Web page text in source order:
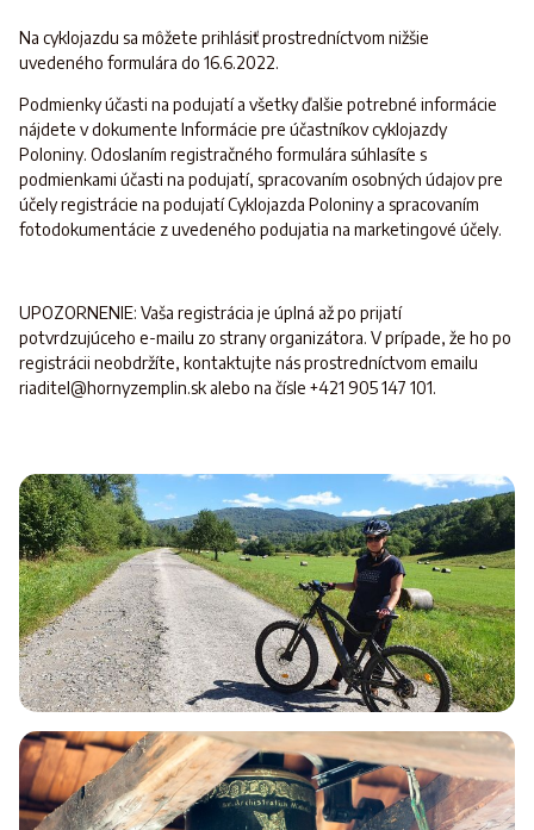
Na cyklojazdu sa môžete prihlásiť prostredníctvom nižšie
uvedeného formulára do 16.6.2022.
Podmienky účasti na podujatí a všetky ďalšie potrebné informácie
nájdete v dokumente Informácie pre účastníkov cyklojazdy
Poloniny. Odoslaním registračného formulára súhlasíte s
podmienkami účasti na podujatí, spracovaním osobných údajov pre
účely registrácie na podujatí Cyklojazda Poloniny a spracovaním
fotodokumentácie z uvedeného podujatia na marketingové účely.
UPOZORNENIE: Vaša registrácia je úplná až po prijatí
potvrdzujúceho e-mailu zo strany organizátora. V prípade, že ho po
registrácii neobdržíte, kontaktujte nás prostredníctvom emailu
riaditel@hornyzemplin.sk alebo na čísle +421 905 147 101.